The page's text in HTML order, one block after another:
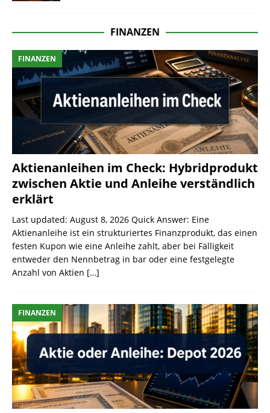
FINANZEN
FINANZEN
Aktienanleihen im Check: Hybridprodukt
zwischen Aktie und Anleihe verständlich
erklärt
Last updated: August 8, 2026 Quick Answer: Eine
Aktienanleihe ist ein strukturiertes Finanzprodukt, das einen
festen Kupon wie eine Anleihe zahlt, aber bei Fälligkeit
entweder den Nennbetrag in bar oder eine festgelegte
Anzahl von Aktien […]
FINANZEN